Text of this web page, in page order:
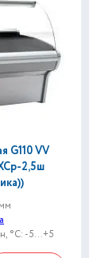
G110 VV
2,5ш
°C: -5...+5